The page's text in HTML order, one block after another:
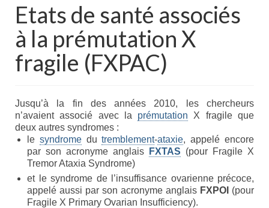
Syndrome X fragile et maladies liées
Origine génétique
Mode de transmission
Prévalence
Syndrome du X fragile (FXS)
Syndrome du tremblement-ataxie lié au X
fragile (FXTAS)
Syndrome de l’Insuffisance Ovarienne
Précoce liée au X fragile (FXPOI)
Etats de santé associés
à la prémutation X
fragile (FXPAC)
Jusqu’à la fin des années 2010, les chercheurs
n’avaient associé avec la prémutation X fragile que
deux autres syndromes :
le syndromedutremblement-ataxie, appelé encore
par son acronyme anglais
FXTAS (pour Fragile X
Tremor Ataxia Syndrome)
et le syndrome de l’insuffisance ovarienne précoce,
appelé aussi par son acronyme anglais FXPOI (pour
Fragile X Primary Ovarian Insufficiency).